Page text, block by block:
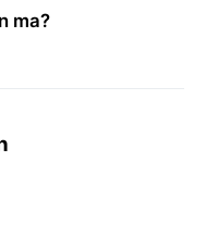
ma?